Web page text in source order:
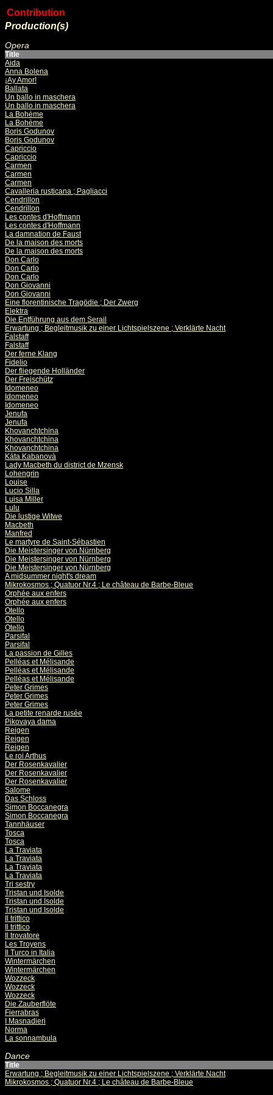
Contribution
Production(s)
Opera
Title
Aida
Anna Bolena
¡Ay Amor!
Ballata
Un ballo in maschera
Un ballo in maschera
La Bohème
La Bohème
Boris Godunov
Boris Godunov
Capriccio
Capriccio
Carmen
Carmen
Carmen
Cavalleria rusticana ; Pagliacci
Cendrillon
Cendrillon
Les contes d'Hoffmann
Les contes d'Hoffmann
La damnation de Faust
De la maison des morts
De la maison des morts
Don Carlo
Don Carlo
Don Carlo
Don Giovanni
Don Giovanni
Eine florentinische Tragödie ; Der Zwerg
Elektra
Die Entführung aus dem Serail
Erwartung ; Begleitmusik zu einer Lichtspielszene ; Verklärte Nacht
Falstaff
Falstaff
Der ferne Klang
Fidelio
Der fliegende Holländer
Der Freischütz
Idomeneo
Idomeneo
Idomeneo
Jenufa
Jenufa
Khovanchtchina
Khovanchtchina
Khovanchtchina
Káta Kabanovà
Lady Macbeth du district de Mzensk
Lohengrin
Louise
Lucio Silla
Luisa Miller
Lulu
Die lustige Witwe
Macbeth
Manfred
Le martyre de Saint-Sébastien
Die Meistersinger von Nürnberg
Die Meistersinger von Nürnberg
Die Meistersinger von Nürnberg
A midsummer night's dream
Mikrokosmos ; Quatuor Nr.4 ; Le château de Barbe-Bleue
Orphée aux enfers
Orphée aux enfers
Otello
Otello
Otello
Parsifal
Parsifal
La passion de Gilles
Pelléas et Mélisande
Pelléas et Mélisande
Pelléas et Mélisande
Peter Grimes
Peter Grimes
Peter Grimes
La petite renarde rusée
Pikovaya dama
Reigen
Reigen
Reigen
Le roi Arthus
Der Rosenkavalier
Der Rosenkavalier
Der Rosenkavalier
Salome
Das Schloss
Simon Boccanegra
Simon Boccanegra
Tannhäuser
Tosca
Tosca
La Traviata
La Traviata
La Traviata
La Traviata
Tri sestry
Tristan und Isolde
Tristan und Isolde
Tristan und Isolde
Il trittico
Il trittico
Il trovatore
Les Troyens
Il Turco in Italia
Wintermärchen
Wintermärchen
Wozzeck
Wozzeck
Wozzeck
Die Zauberflöte
Fierrabras
I Masnadieri
Norma
La sonnambula
Dance
Title
Erwartung ; Begleitmusik zu einer Lichtspielszene ; Verklärte Nacht
Mikrokosmos ; Quatuor Nr.4 ; Le château de Barbe-Bleue